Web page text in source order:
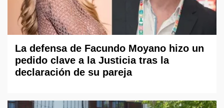
La defensa de Facundo Moyano hizo un
pedido clave a la Justicia tras la
declaración de su pareja